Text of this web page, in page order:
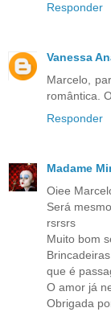
Responder
Vanessa
Marcelo,
romântica.
Responder
Madame
Oiee
Será
rsrsrs
Muito bom
que é
O amor já
Obrigada